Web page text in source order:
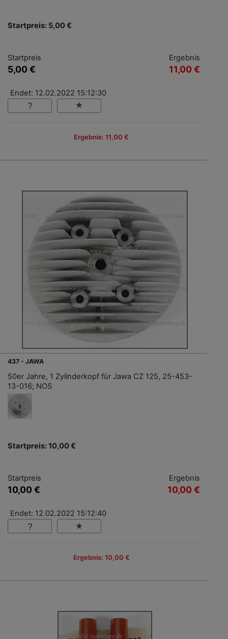
Startpreis: 5,00 €
Startpreis
5,00 €
Ergebnis
11,00 €
Endet: 12.02.2022 15:12:30
Ergebnis: 11,00 €
437 - JAWA
50er Jahre, 1 Zylinderkopf für Jawa CZ 125, 25-453-
13-016; NOS
Startpreis: 10,00 €
Startpreis
10,00 €
Ergebnis
10,00 €
Endet: 12.02.2022 15:12:40
Ergebnis: 10,00 €